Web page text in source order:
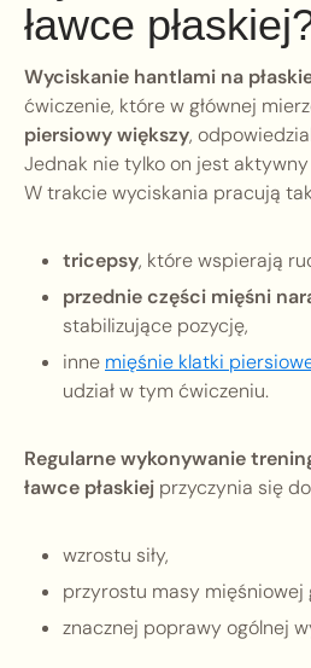
ławce
Wyciskanie hantlami na
ćwiczenie, które w głównej
piersiowy większy,
Jednak nie tylko on jest
W trakcie wyciskania pracują
tricepsy, które wspierają
przednie części mięśni
stabilizujące pozycję,
inne mięśnie klatki
udział w tym ćwiczeniu.
Regularne wykonywanie
ławce płaskiej przyczynia się
wzrostu siły,
przyrostu masy mięśniowej
znacznej poprawy ogólnej